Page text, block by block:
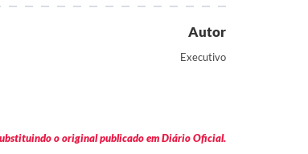
Autor
Executivo
o original publicado em Diário Oficial.